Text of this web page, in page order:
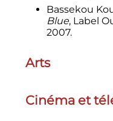
Bassekou
Blue, Label
2007.
Arts
Cinéma et